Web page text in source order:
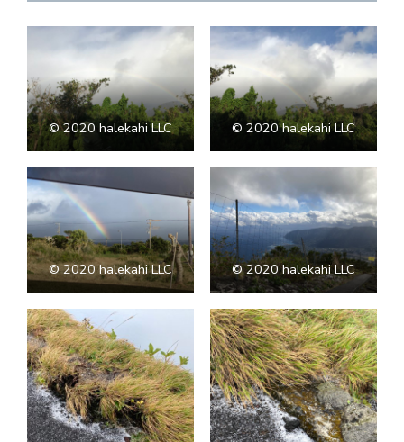
©︎ 2020 halekahi LLC ©︎ 2020 halekahi LLC
©︎ 2020 halekahi LLC ©︎ 2020 halekahi LLC